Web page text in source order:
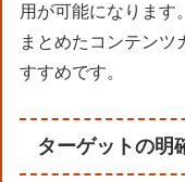
用が可能になります
まとめたコンテンツ
すすめです。
ターゲットの明